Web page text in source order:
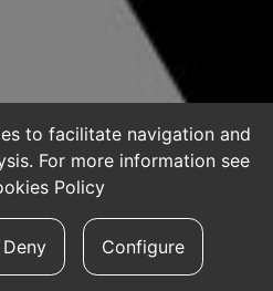
to facilitate navigation and
For more information see
Policy
Deny Configure